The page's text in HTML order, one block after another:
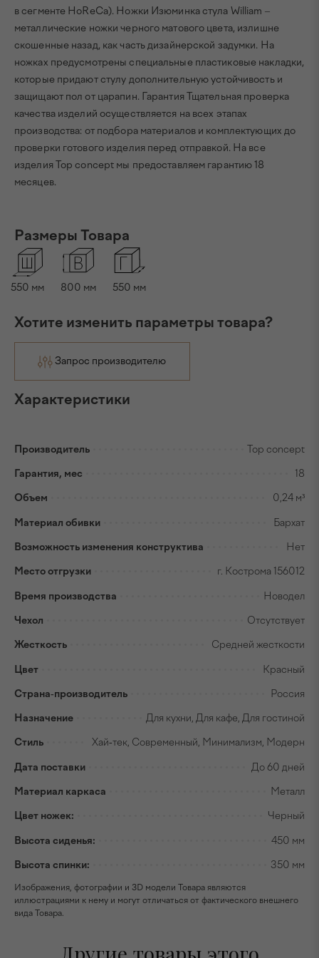
в сегменте HоReCa). Ножки Изюминка стула William –
металлические ножки черного матового цвета, излишне
скошенные назад, как часть дизайнерской задумки. На
ножках предусмотрены специальные пластиковые накладки,
которые придают стулу дополнительную устойчивость и
защищают пол от царапин. Гарантия Тщательная проверка
качества изделий осуществляется на всех этапах
производства: от подбора материалов и комплектующих до
проверки готового изделия перед отправкой. На все
изделия Top concept мы предоставляем гарантию 18
месяцев.
Размеры Товара
550 мм 800 мм 550 мм
Хотите изменить параметры товара?
Запрос производителю
Характеристики
Производитель Top concept
Гарантия, мес 18
Объем 0,24 м³
Материал обивки Бархат
Возможность изменения конструктива Нет
Место отгрузки г. Кострома 156012
Время производства Новодел
Чехол Отсутствует
Жесткость Средней жесткости
Цвет Красный
Страна-производитель Россия
Назначение Для кухни, Для кафе, Для гостиной
Стиль Хай-тек, Современный, Минимализм, Модерн
Дата поставки До 60 дней
Материал каркаса Металл
Цвет ножек: Черный
Высота сиденья: 450 мм
Высота спинки: 350 мм
Изображения, фотографии и 3D модели Товара являются
иллюстрациями к нему и могут отличаться от фактического внешнего
вида Товара.